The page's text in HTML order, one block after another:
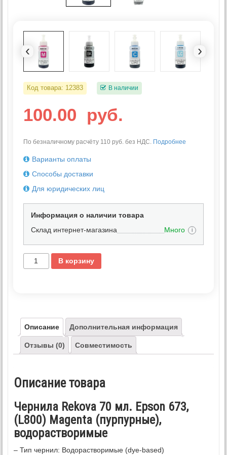
‹ ›
Код товара: 12383 В наличии
100.00 руб.
По безналичному расчёту 110 руб. без НДС. Подробнее
Варианты оплаты
Способы доставки
Для юридических лиц
Информация о наличии товара
Склад интернет-магазина
Много i
В корзину
Описание Дополнительная информация
Отзывы (0) Совместимость
Описание товара
Чернила Rekova 70 мл. Epson 673,
(L800) Magenta (пурпурные),
водорастворимые
– Тип чернил: Водорастворимые (dye-based)